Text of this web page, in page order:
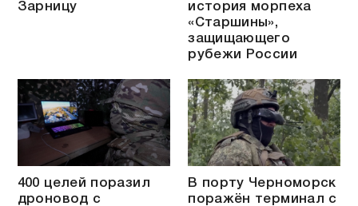
Зарницу
история морпеха
«Старшины»,
защищающего
рубежи России
400 целей поразил
дроновод с
В порту Черноморск
поражён терминал с